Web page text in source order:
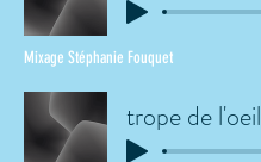
Mixage Stéphanie Fouquet
trope de l'oeil